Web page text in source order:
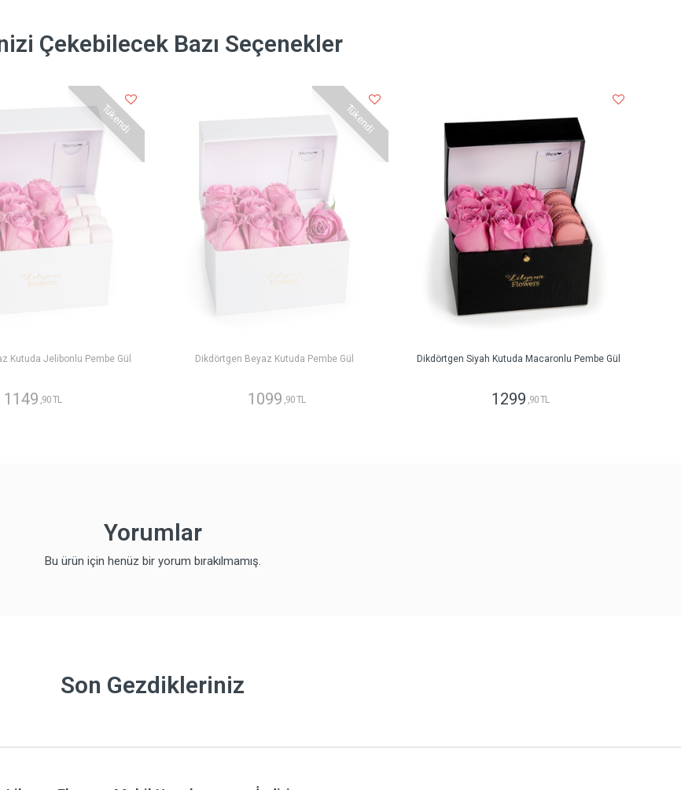
Çekebilecek Bazı Seçenekler
Tükendi
Kutuda Jelibonlu Pembe Gül
1149 ,90 TL
Tükendi
Dikdörtgen Beyaz Kutuda Pembe Gül
1099 ,90 TL
Dikdörtgen Siyah Kutuda Macaronlu Pembe Gül
1299 ,90 TL
Yorumlar
Bu ürün için henüz bir yorum bırakılmamış.
Son Gezdikleriniz